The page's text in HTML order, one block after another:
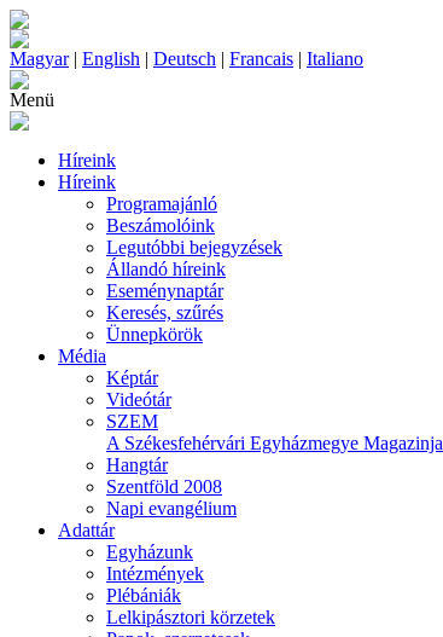
Magyar| English | Deutsch | Francais | Italiano
Menü
Híreink
Híreink
Programajánló
Beszámolóink
Legutóbbi bejegyzések
Állandó híreink
Eseménynaptár
Keresés, szűrés
Ünnepkörök
Média
Képtár
Videótár
SZEM
A Székesfehérvári Egyházmegye Magazinja
Hangtár
Szentföld 2008
Napi evangélium
Adattár
Egyházunk
Intézmények
Plébániák
Lelkipásztori körzetek